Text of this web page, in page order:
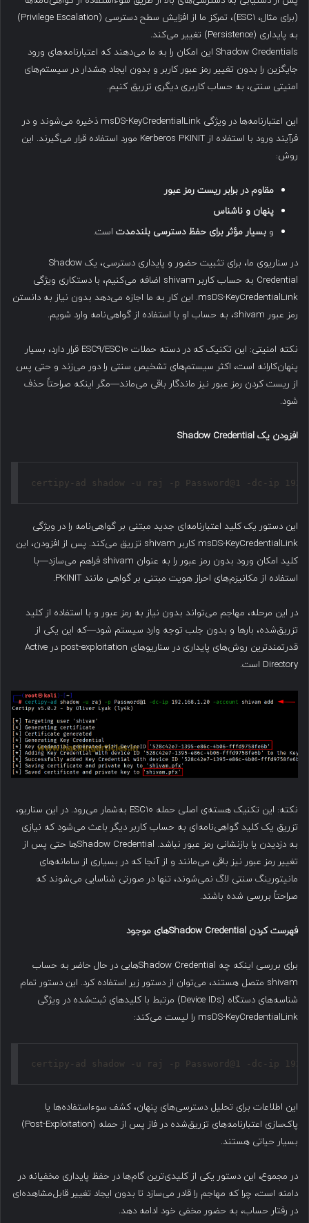
(برای مثال، ESC1)، تمرکز ما از افزایش سطح دسترسی (Privilege Escalation)
به پایداری (Persistence) تغییر می‌کند.
Shadow Credentials این امکان را به ما می‌دهند که اعتبارنامه‌های ورود
جایگزین را بدون تغییر رمز عبور کاربر و بدون ایجاد هشدار در سیستم‌های
امنیتی سنتی، به حساب کاربری دیگری تزریق کنیم.
این اعتبارنامه‌ها در ویژگی msDS-KeyCredentialLink ذخیره می‌شوند و در
فرآیند ورود با استفاده از Kerberos PKINIT مورد استفاده قرار می‌گیرند. این
روش:
مقاوم در برابر ریست رمز عبور
پنهان و ناشناس
و بسیار مؤثر برای حفظ دسترسی بلندمدت است.
در سناریوی ما، برای تثبیت حضور و پایداری دسترسی، یک Shadow
Credential به حساب کاربر shivam اضافه می‌کنیم، با دستکاری ویژگی
msDS-KeyCredentialLink. این کار به ما اجازه می‌دهد بدون نیاز به دانستن
رمز عبور shivam، به حساب او با استفاده از گواهی‌نامه وارد شویم.
نکته امنیتی: این تکنیک که در دسته حملات ESC9/ESC10 قرار دارد، بسیار
پنهان‌کارانه است، اکثر سیستم‌های تشخیص سنتی را دور می‌زند و حتی پس
از ریست کردن رمز عبور نیز ماندگار باقی می‌ماند—مگر اینکه صراحتاً حذف
شود.
افزودن یک
certipy-ad shadow -u raj -p Password@1 -dc-ip
این دستور یک کلید اعتبارنامه‌ای جدید مبتنی بر گواهی‌نامه را در ویژگی
msDS-KeyCredentialLink کاربر shivam تزریق می‌کند. پس از افزودن، این
کلید امکان ورود بدون رمز عبور را به عنوان shivam فراهم می‌سازد—با
استفاده از مکانیزم‌های احراز هویت مبتنی بر گواهی مانند PKINIT.
در این مرحله، مهاجم می‌تواند بدون نیاز به رمز عبور و با استفاده از کلید
تزریق‌شده، بارها و بدون جلب توجه وارد سیستم شود—که این یکی از
قدرتمندترین روش‌های پایداری در سناریوهای post-exploitation در Active
Directory است.
نکته: این تکنیک هسته‌ی اصلی حمله ESC10 به‌شمار می‌رود. در این سناریو،
تزریق یک کلید گواهی‌نامه‌ای به حساب کاربر دیگر باعث می‌شود که نیازی
به دزدیدن یا بازنشانی رمز عبور نباشد. Shadow Credentialها حتی پس از
تغییر رمز عبور نیز باقی می‌مانند و از آنجا که در بسیاری از سامانه‌های
مانیتورینگ سنتی لاگ نمی‌شوند، تنها در صورتی شناسایی می‌شوند که
صراحتاً بررسی شده باشند.
فهرست کردن های موجود
برای بررسی اینکه چه Shadow Credentialهایی در حال حاضر به حساب
shivam متصل هستند، می‌توان از دستور زیر استفاده کرد. این دستور تمام
شناسه‌های دستگاه (Device IDs) مرتبط با کلیدهای ثبت‌شده در ویژگی
msDS-KeyCredentialLink را لیست می‌کند:
certipy-ad shadow -u raj -p Password@1 -dc-ip
این اطلاعات برای تحلیل دسترسی‌های پنهان، کشف سوءاستفاده‌ها یا
پاک‌سازی اعتبارنامه‌های تزریق‌شده در فاز پس از حمله (Post-Exploitation)
بسیار حیاتی هستند.
در مجموع، این دستور یکی از کلیدی‌ترین گام‌ها در حفظ پایداری مخفیانه در
دامنه است، چرا که مهاجم را قادر می‌سازد تا بدون ایجاد تغییر قابل‌مشاهده‌ای
در رفتار حساب، به حضور مخفی خود ادامه دهد.